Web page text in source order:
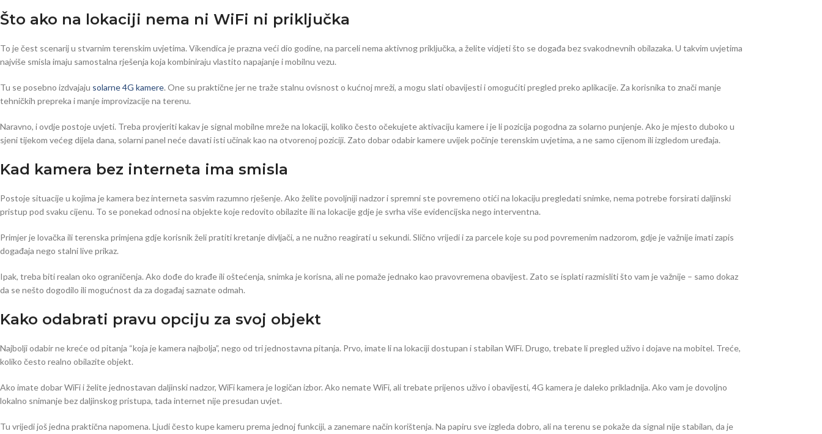
Što ako na lokaciji nema ni WiFi ni priključka
To je čest scenarij u stvarnim terenskim uvjetima. Vikendica je prazna veći dio godine, na parceli nema aktivnog priključka, a želite vidjeti što se događa bez svakodnevnih obilazaka. U takvim uvjetima
najviše smisla imaju samostalna rješenja koja kombiniraju vlastito napajanje i mobilnu vezu.
Tu se posebno izdvajaju solarne 4G kamere. One su praktične jer ne traže stalnu ovisnost o kućnoj mreži, a mogu slati obavijesti i omogućiti pregled preko aplikacije. Za korisnika to znači manje
tehničkih prepreka i manje improvizacije na terenu.
Naravno, i ovdje postoje uvjeti. Treba provjeriti kakav je signal mobilne mreže na lokaciji, koliko često očekujete aktivaciju kamere i je li pozicija pogodna za solarno punjenje. Ako je mjesto duboko u
sjeni tijekom većeg dijela dana, solarni panel neće davati isti učinak kao na otvorenoj poziciji. Zato dobar odabir kamere uvijek počinje terenskim uvjetima, a ne samo cijenom ili izgledom uređaja.
Kad kamera bez interneta ima smisla
Postoje situacije u kojima je kamera bez interneta sasvim razumno rješenje. Ako želite povoljniji nadzor i spremni ste povremeno otići na lokaciju pregledati snimke, nema potrebe forsirati daljinski
pristup pod svaku cijenu. To se ponekad odnosi na objekte koje redovito obilazite ili na lokacije gdje je svrha više evidencijska nego interventna.
Primjer je lovačka ili terenska primjena gdje korisnik želi pratiti kretanje divljači, a ne nužno reagirati u sekundi. Slično vrijedi i za parcele koje su pod povremenim nadzorom, gdje je važnije imati zapis
događaja nego stalni live prikaz.
Ipak, treba biti realan oko ograničenja. Ako dođe do krađe ili oštećenja, snimka je korisna, ali ne pomaže jednako kao pravovremena obavijest. Zato se isplati razmisliti što vam je važnije – samo dokaz
da se nešto dogodilo ili mogućnost da za događaj saznate odmah.
Kako odabrati pravu opciju za svoj objekt
Najbolji odabir ne kreće od pitanja “koja je kamera najbolja”, nego od tri jednostavna pitanja. Prvo, imate li na lokaciji dostupan i stabilan WiFi. Drugo, trebate li pregled uživo i dojave na mobitel. Treće,
koliko često realno obilazite objekt.
Ako imate dobar WiFi i želite jednostavan daljinski nadzor, WiFi kamera je logičan izbor. Ako nemate WiFi, ali trebate prijenos uživo i obavijesti, 4G kamera je daleko prikladnija. Ako vam je dovoljno
lokalno snimanje bez daljinskog pristupa, tada internet nije presudan uvjet.
Tu vrijedi još jedna praktična napomena. Ljudi često kupe kameru prema jednoj funkciji, a zanemare način korištenja. Na papiru sve izgleda dobro, ali na terenu se pokaže da signal nije stabilan, da je